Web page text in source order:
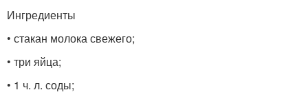
Ингредиенты
• стакан молока свежего;
• три яйца;
• 1 ч. л. соды;